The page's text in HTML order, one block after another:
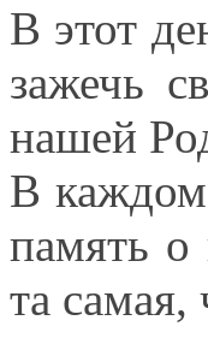
В этот
зажечь
нашей
В каждом
память о
та